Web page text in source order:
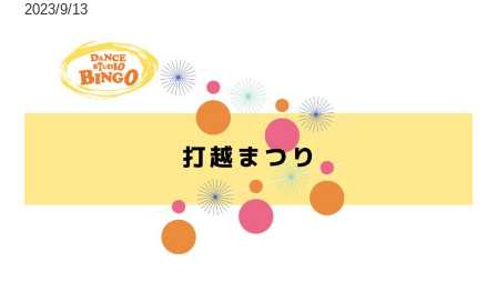
2023/9/13